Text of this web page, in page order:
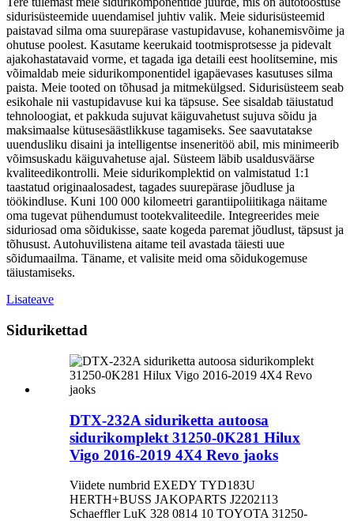
sidurisüsteemide uuendamisel juhtiv valik. Meie sidurisüsteemid
paistavad silma oma suurepärase vastupidavuse, kohanemisvõime ja
ohutuse poolest. Kasutame keerukaid tootmisprotsesse ja pidevalt
ajakohastatavaid vorme, et tagada iga detaili eest hoolitsemine, mis
võimaldab meie sidurikomponentidel igapäevases kasutuses silma
paista. Meie tooted on tõhusad ja mitmekülgsed. Sidurisüsteem seab
esikohale nii vastupidavuse kui ka täpsuse. See sisaldab täiustatud
tehnoloogiat, et pakkuda sujuvat käiguvahetust sujuva sõidu ja
maksimaalse kütusesäästlikkuse tagamiseks. See saavutatakse
uuendusliku disaini ja intelligentse inseneritöö abil, mis minimeerib
võimsuskadu käiguvahetuse ajal. Süsteem läbib usaldusväärse
kvaliteedikontrolli. Meie sidurikomplektid on valmistatud 1:1
taastatud originaalosadest, tagades suurepärase jõudluse ja
töökindluse. Kuni 100 000 kilomeetri garantiipoliitikaga näitame
oma tugevat pühendumust tootekvaliteedile. Integreerides meie
siduriosad oma sõidukisse, saate kogeda paremat jõudlust, täpsust ja
tõhusust. Autohuvilistena aitame teil avastada täiesti uue
sõidumaailma. Täname, et valisite meid oma sõidukogemuse
täiustamiseks.
Lisateave
Sidurikettad
DTX-232A siduriketta autoosa
sidurikomplekt 31250-0K281 Hilux
Vigo 2016-2019 4X4 Revo jaoks
Viidete numbrid EXEDY TYD183U
HERTH+BUSS JAKOPARTS J2202113
Schaeffler LuK 328 0814 10 TOYOTA 31250-